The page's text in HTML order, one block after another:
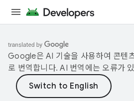
Google은 AI 기술을 사용하여 콘텐
로 번역합니다. AI 번역에는 오류가